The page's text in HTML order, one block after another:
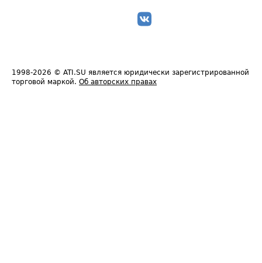
1998-2026 © ATI.SU является юридически зарегистрированной
торговой маркой. Об авторских правах